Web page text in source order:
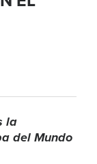
la
del Mundo